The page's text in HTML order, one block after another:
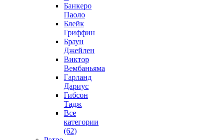
Банкеро
Паоло
Блейк
Гриффин
Браун
Джейлен
Виктор
Вембаньяма
Гарланд
Дариус
Гибсон
Тадж
Все
категории
(62)